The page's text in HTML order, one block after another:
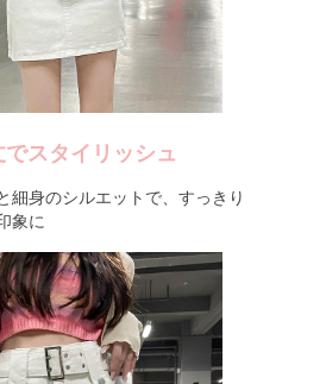
でスタイリッシュ
細身のシルエットで、すっきり
象に